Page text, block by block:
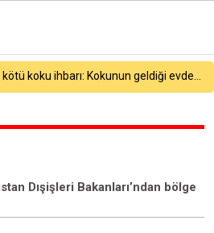
Dışişleri Bakanları’ndan bölge